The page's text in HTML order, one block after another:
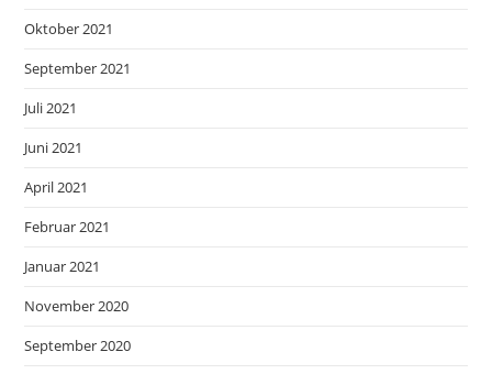
Oktober 2021
September 2021
Juli 2021
Juni 2021
April 2021
Februar 2021
Januar 2021
November 2020
September 2020